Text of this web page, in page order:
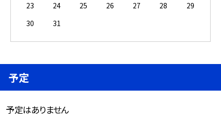
23
24 25 26 27 28
29
30
31
予定
予定はありません